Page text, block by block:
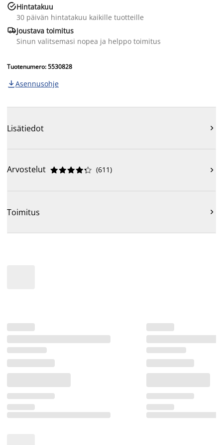
Hintatakuu
30 päivän hintatakuu kaikille tuotteille
Joustava toimitus
Sinun valitsemasi nopea ja helppo toimitus
Tuotenumero: 5530828
 Asennusohje
Lisätiedot 
Arvostelut 




 (611) 
Toimitus 